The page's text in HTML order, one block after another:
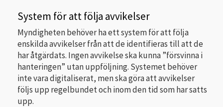
System för att följa avvikelser
Myndigheten behöver ha ett system för att följa
enskilda avvikelser från att de identifieras till att de
har åtgärdats. Ingen avvikelse ska kunna ”försvinna i
hanteringen” utan uppföljning. Systemet behöver
inte vara digitaliserat, men ska göra att avvikelser
följs upp regelbundet och inom den tid som har satts
upp.